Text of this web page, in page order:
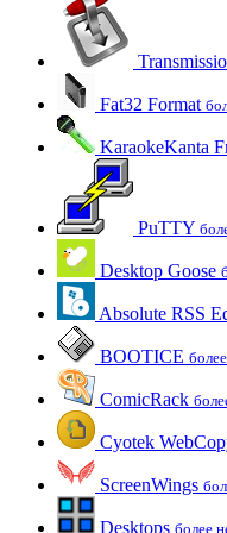
Fat32 Format
KaraokeKanta
PuTTY
Desktop Goose
Absolute RSS
BOOTICE
ComicRack
Cyotek
ScreenWings
Desktops более